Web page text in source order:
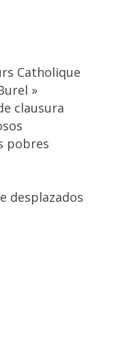
Catholique
»
clausura
pobres
desplazados